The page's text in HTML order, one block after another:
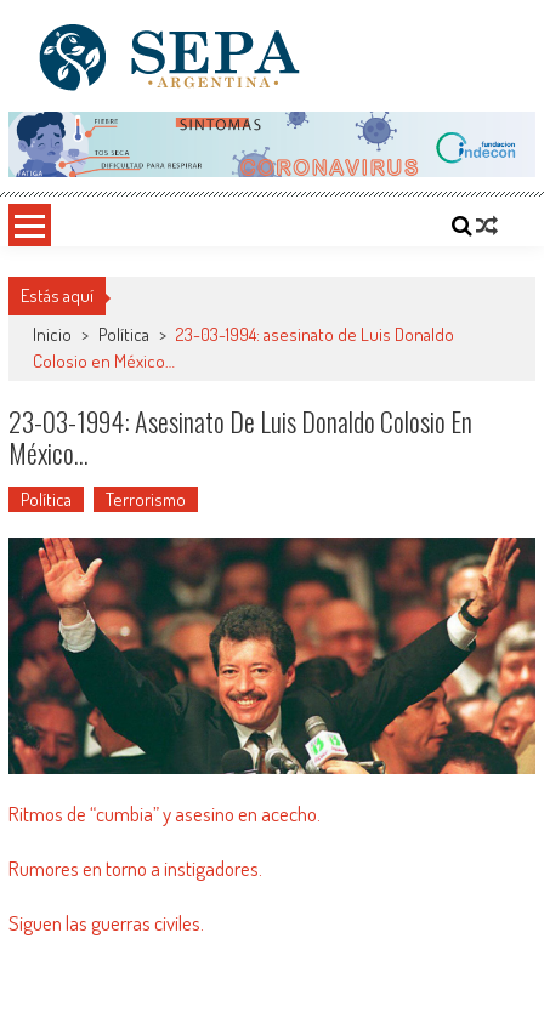
contenido
SEPA Argentina
Sitio del Conocimiento, Cultura y Arte
Estás aquí
Inicio > Política > 23-03-1994: asesinato de Luis Donaldo
Colosio en México…
23-03-1994: Asesinato De Luis Donaldo Colosio En
México…
Política Terrorismo
Ritmos de “cumbia” y asesino en acecho.
Rumores en torno a instigadores.
Siguen las guerras civiles.